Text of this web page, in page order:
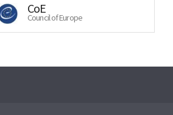
CoE
Council of Europe